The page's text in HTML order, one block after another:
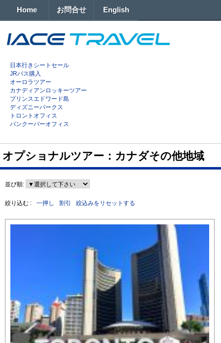
Home お問合せ English
日本行きシートセール
JRパス購入
オーロラツアー
カナディアンロッキーツアー
プリンスエドワード島
ディズニーパークス
トロントオフィス
バンクーバーオフィス
オプショナルツアー：カナダその他地域
並び順:
絞り込む : 一押し 割引 絞込みをリセットする